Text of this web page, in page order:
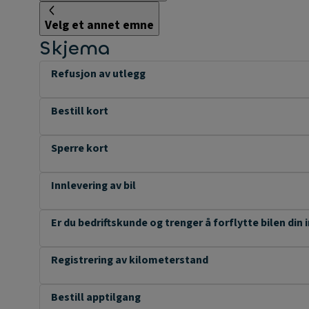
Velg et annet emne
Skjema
Refusjon av utlegg
Bestill kort
Sperre kort
Innlevering av bil
Er du bedriftskunde og trenger å forflytte bilen din
Registrering av kilometerstand
Bestill apptilgang